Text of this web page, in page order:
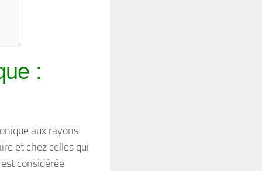
:
aux rayons
et chez celles qui
considérée